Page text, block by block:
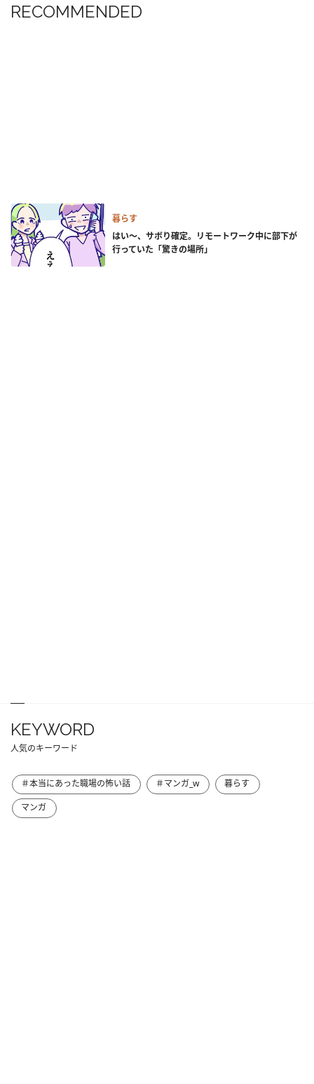
RECOMMENDED
暮らす
はい～、サボり確定。リモートワーク中に部下が
行っていた「驚きの場所」
KEYWORD
人気のキーワード
＃本当にあった職場の怖い話 ＃マンガ_w
暮らす
マンガ